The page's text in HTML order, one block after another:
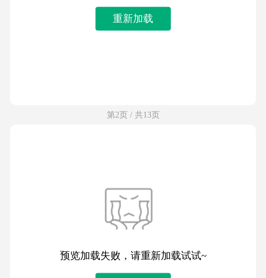
重新加载
第2页 / 共13页
预览加载失败，请重新加载试试~